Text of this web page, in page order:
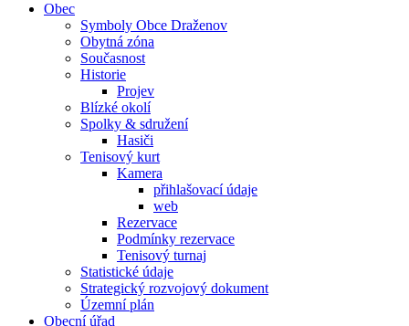
Obec
Symboly Obce Draženov
Obytná zóna
Současnost
Historie
Projev
Blízké okolí
Spolky & sdružení
Hasiči
Tenisový kurt
Kamera
přihlašovací údaje
web
Rezervace
Podmínky rezervace
Tenisový turnaj
Statistické údaje
Strategický rozvojový dokument
Územní plán
Obecní úřad